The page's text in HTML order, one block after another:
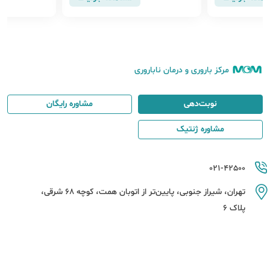
مرکز باروری و درمان ناباروری
021-42500
تهران، شیراز جنوبی، پایین‌تر از اتوبان همت، کوچه 68 شرقی،
پلاک 6
نوبت‌دهی مشاوره رایگان
مشاوره ژنتیک